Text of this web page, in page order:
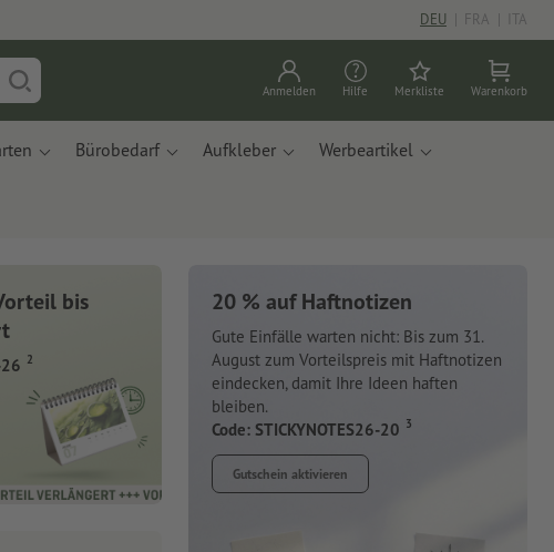
DEU | FRA | ITA
Anmelden Hilfe Merkliste Warenkorb
Bürobedarf Aufkleber Werbeartikel
bis
2
20 % auf Haftnotizen
Gute Einfälle warten nicht: Bis zum 31.
August zum Vorteilspreis mit Haftnotizen
eindecken, damit Ihre Ideen haften
bleiben.
Code: STICKYNOTES26-20 3
Gutschein aktivieren